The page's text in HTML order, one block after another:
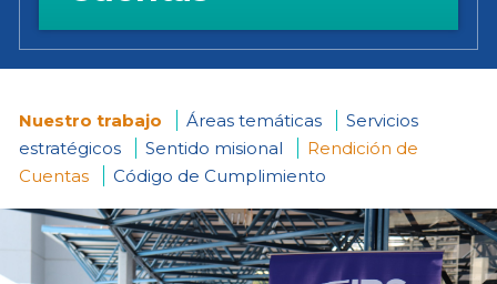
You
are
here
Nuestro trabajo Áreas temáticas
Servicios
estratégicos
Sentido misional
Rendición de
Cuentas
Código de Cumplimiento